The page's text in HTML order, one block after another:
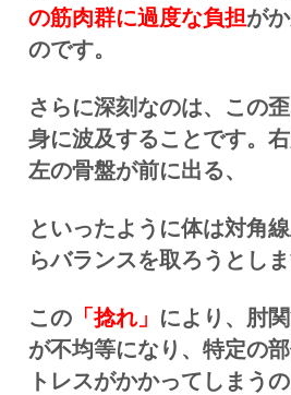
の筋肉群に過度な負担が
のです。
さらに深刻なのは、この
身に波及することです。
左の骨盤が前に出る、
といったように体は対角
らバランスを取ろうとしま
この 「捻れ」 により、肘
が不均等になり、特定の
トレスがかかってしまうの